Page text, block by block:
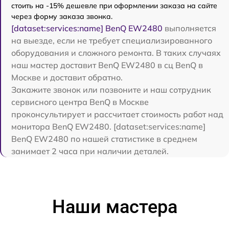
стоить на -15% дешевле при оформлении заказа на сайте
через форму заказа звонка.
[dataset:services:name] BenQ EW2480 выполняется
на выезде, если не требует специализированного
оборудования и сложного ремонта. В таких случаях
наш мастер доставит BenQ EW2480 в сц BenQ в
Москве и доставит обратно.
Закажите звонок или позвоните и наш сотрудник
сервисного центра BenQ в Москве
проконсультирует и рассчитает стоимость работ над
монитора BenQ EW2480. [dataset:services:name]
BenQ EW2480 по нашей статистике в среднем
занимает 2 часа при наличии деталей.
Наши мастера